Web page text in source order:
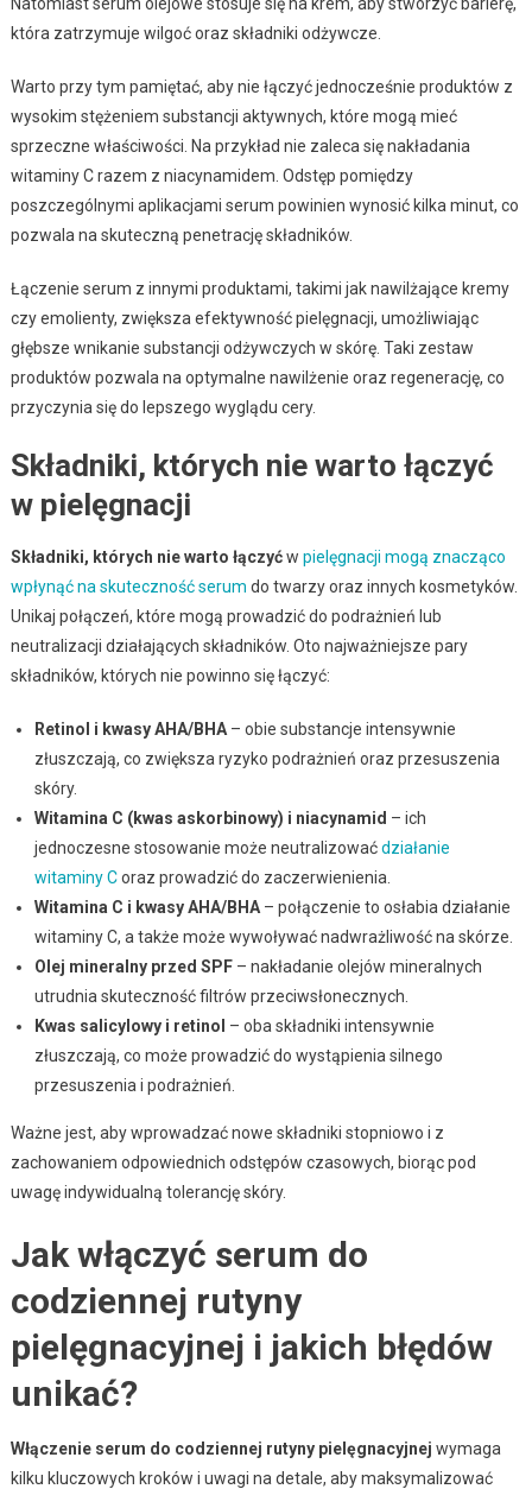
która zatrzymuje wilgoć oraz składniki odżywcze.
Warto przy tym pamiętać, aby nie łączyć jednocześnie produktów z
wysokim stężeniem substancji aktywnych, które mogą mieć
sprzeczne właściwości. Na przykład nie zaleca się nakładania
witaminy C razem z niacynamidem. Odstęp pomiędzy
poszczególnymi aplikacjami serum powinien wynosić kilka minut, co
pozwala na skuteczną penetrację składników.
Łączenie serum z innymi produktami, takimi jak nawilżające kremy
czy emolienty, zwiększa efektywność pielęgnacji, umożliwiając
głębsze wnikanie substancji odżywczych w skórę. Taki zestaw
produktów pozwala na optymalne nawilżenie oraz regenerację, co
przyczynia się do lepszego wyglądu cery.
Składniki, których nie warto łączyć
w pielęgnacji
Składniki, których nie warto łączyćw pielęgnacji mogą znacząco
wpłynąć na skuteczność serum do twarzy oraz innych kosmetyków.
Unikaj połączeń, które mogą prowadzić do podrażnień lub
neutralizacji działających składników. Oto najważniejsze pary
składników, których nie powinno się łączyć:
Retinol i kwasy AHA/BHA– obie substancje intensywnie
złuszczają, co zwiększa ryzyko podrażnień oraz przesuszenia
skóry.
Witamina C (kwas askorbinowy) i niacynamid – ich
jednoczesne stosowanie może neutralizowaćdziałanie
witaminy Coraz prowadzić do zaczerwienienia.
Witamina C i kwasy AHA/BHA– połączenie to osłabia działanie
witaminy C, a także może wywoływać nadwrażliwość na skórze.
Olej mineralny przed SPF– nakładanie olejów mineralnych
utrudnia skuteczność filtrów przeciwsłonecznych.
Kwas salicylowy i retinol – oba składniki intensywnie
złuszczają, co może prowadzić do wystąpienia silnego
przesuszenia i podrażnień.
Ważne jest, aby wprowadzać nowe składniki stopniowo i z
zachowaniem odpowiednich odstępów czasowych, biorąc pod
uwagę indywidualną tolerancję skóry.
Jak włączyć serum do
codziennej rutyny
pielęgnacyjnej i jakich błędów
unikać?
Włączenie serum do codziennej rutyny pielęgnacyjnej wymaga
kilku kluczowych kroków i uwagi na detale, aby maksymalizować